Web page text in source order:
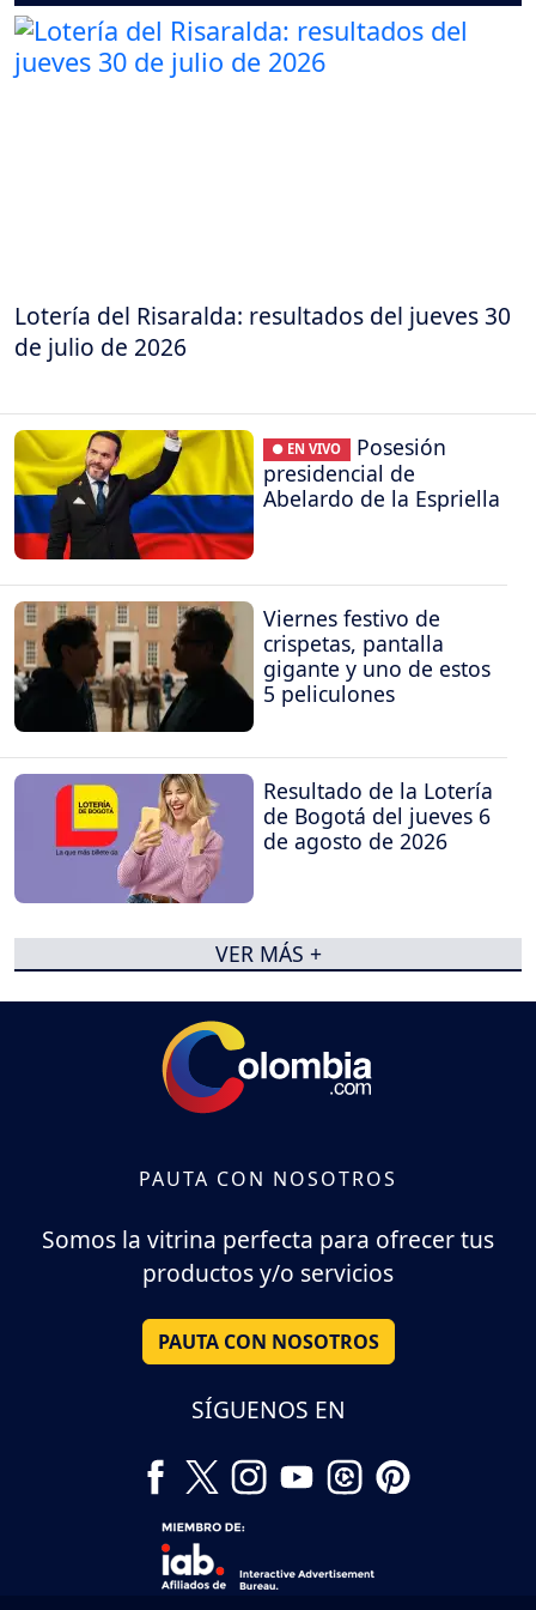
Lotería del Risaralda: resultados del jueves 30
de julio de 2026
● EN VIVO
Posesión
presidencial de
Abelardo de la Espriella
Viernes festivo de
crispetas, pantalla
gigante y uno de estos
5 peliculones
Resultado de la Lotería
de Bogotá del jueves 6
de agosto de 2026
VER MÁS +
PAUTA CON NOSOTROS
Somos la vitrina perfecta para ofrecer tus
productos y/o servicios
PAUTA CON NOSOTROS
SÍGUENOS EN